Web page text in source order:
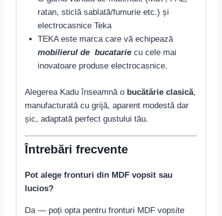
ratan, sticlă sablată/fumurie etc.) și
electrocasnice Teka
TEKA este marca care vă echipează
mobilierul de bucatariecu cele mai
inovatoare produse electrocasnice.
Alegerea Kadu înseamnă o bucătărie clasică,
manufacturată cu grijă, aparent modestă dar
șic, adaptată perfect gustului tău.
Întrebări frecvente
Pot alege fronturi din MDF vopsit sau
lucios?
Da — poți opta pentru fronturi MDF vopsite